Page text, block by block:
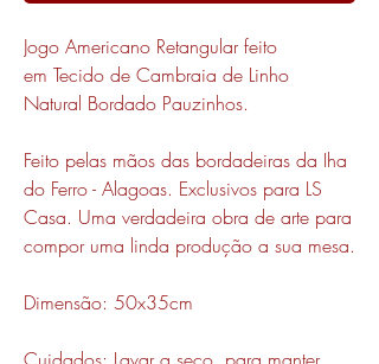
Jogo Americano Retangular feito
em Tecido de Cambraia de Linho
Natural Bordado Pauzinhos.
Feito pelas mãos das bordadeiras da Iha
do Ferro - Alagoas. Exclusivos para LS
Casa. Uma verdadeira obra de arte para
compor uma linda produção a sua mesa.
Dimensão: 50x35cm